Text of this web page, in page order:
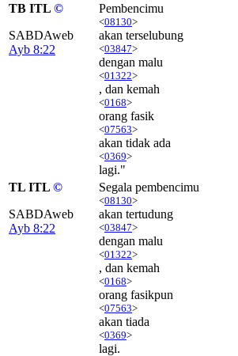
TB ITL ©
SABDAweb
Ayb 8:22
Pembencimu
<08130>
akan terselubung
<03847>
dengan malu
<01322>
, dan kemah
<0168>
orang fasik
<07563>
akan tidak ada
<0369>
lagi."
TL ITL ©
SABDAweb
Ayb 8:22
Segala pembencimu
<08130>
akan tertudung
<03847>
dengan malu
<01322>
, dan kemah
<0168>
orang fasikpun
<07563>
akan tiada
<0369>
lagi.